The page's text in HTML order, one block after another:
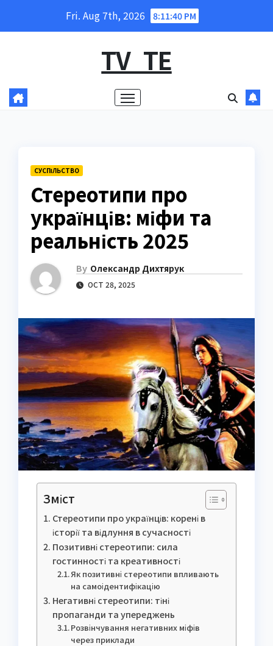
Fri. Aug 7th, 2026 8:11:42 PM
TV_TE
СУCПІЛЬСТВО
Стереотипи про
українців: міфи та
реальність 2025
By Олександр Дихтярук
OCT 28, 2025
Зміст
Стереотипи про українців: корені в
історії та відлуння в сучасності
Позитивні стереотипи: сила
гостинності та креативності
Як позитивні стереотипи впливають
на самоідентифікацію
Негативні стереотипи: тіні
пропаганди та упереджень
Розвінчування негативних міфів
через приклади